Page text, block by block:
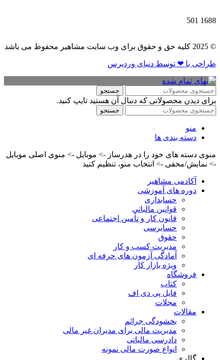
1688
501
© 2025 کلیه حق و حقوق برای وب سایت مشاهیر محفوظ می باشد
طراحی با ❤ توسط​ دنیای وردپرس
جستجو
برای دیدن محصولاتی که دنبال آن هستید تایپ کنید.
جستجو
منو
دسته بندی ها
منوی دسته های خود را در هدرساز -> موبایل -> منوی اصلی موبایل
-> نمایش/مخفی -> انتخاب منو، تنظیم کنید
آکادمی مشاهیر
دوره های آموزشی
حسابداری
قوانین مالیاتی
قانون کار و تأمین اجتماعی
حسابرسی
حقوق
مدیریت کسب و کار
آمادگی آزمون های حرفه ای
ویژه بازار کار
فروشگاه
کتاب
فایل پی دی اف
مجلات
مقالات
بخشودگی جرائم
مدیریت مالی برای مدیران غیر مالی
دادرسی مالیاتی
انواع صورت مالی نمونه
گالری